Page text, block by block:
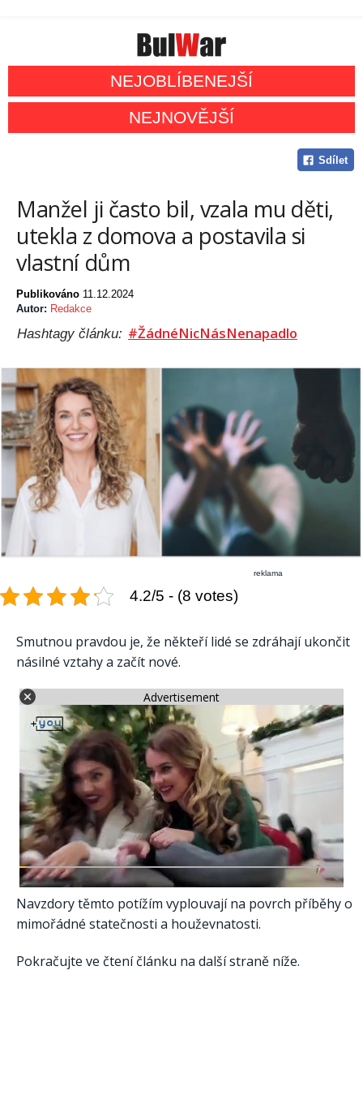
NEJOBLÍBENEJŠÍ
NEJNOVĚJŠÍ
Sdílet
Manžel ji často bil, vzala mu děti,
utekla z domova a postavila si
vlastní dům
Publikováno 11.12.2024
Autor: Redakce
Hashtagy článku: #ŽádnéNicNásNenapadlo
reklama
4.2/5 - (8 votes)
Smutnou pravdou je, že někteří lidé se zdráhají ukončit
násilné vztahy a začít nové.
Advertisement
Navzdory těmto potížím vyplouvají na povrch příběhy o
mimořádné statečnosti a houževnatosti.
Pokračujte ve čtení článku na další straně níže.